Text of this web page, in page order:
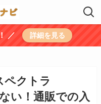
／ 詳細を見る
ペクトラ
い！通販での入